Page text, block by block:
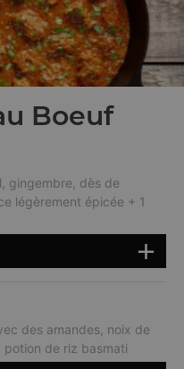
Boeuf
gingembre, dès de
légèrement épicée + 1
des amandes, noix de
potion de riz basmati